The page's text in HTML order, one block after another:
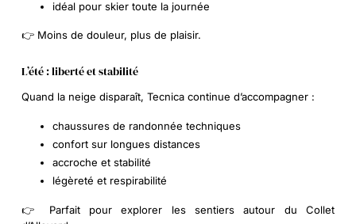
idéal pour skier toute la journée
👉 Moins de douleur, plus de plaisir.
L’été : liberté et stabilité
Quand la neige disparaît, Tecnica continue d’accompagner :
chaussures de randonnée techniques
confort sur longues distances
accroche et stabilité
légèreté et respirabilité
👉 Parfait pour explorer les sentiers autour du Collet